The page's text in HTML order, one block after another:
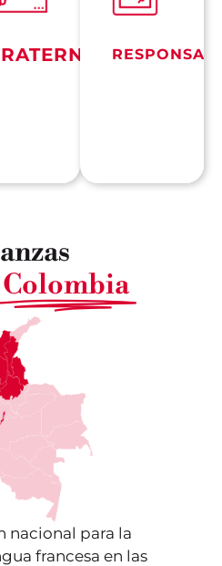
Colombia
nacional para la
francesa en las